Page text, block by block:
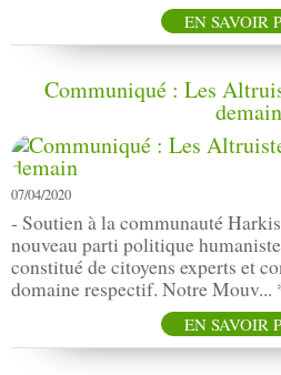
EN SAVOIR
Communiqué : Les
demain
07/04/2020
- Soutien à la communauté
nouveau parti politique
constitué de citoyens experts et
domaine respectif. Notre
EN SAVOIR